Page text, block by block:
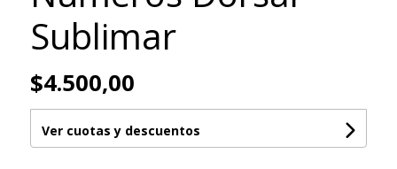
Sublimar
$4.500,00
Ver cuotas y descuentos